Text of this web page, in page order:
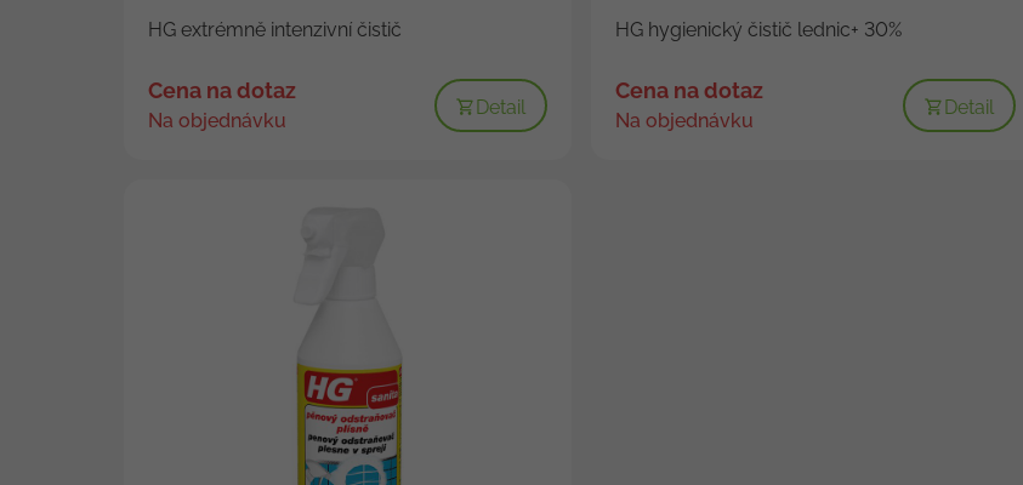
HG extrémně intenzivní čistič
Cena na dotaz
Na objednávku
Detail
HG hygienický čistič lednic+ 30%
Cena na dotaz
Na objednávku
Detail